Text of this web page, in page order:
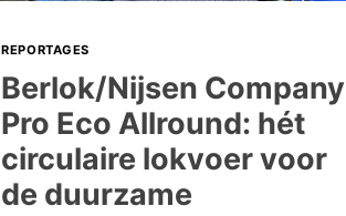
REPORTAGES
Berlok/Nijsen Company
Pro Eco Allround: hét
circulaire lokvoer voor
de duurzame